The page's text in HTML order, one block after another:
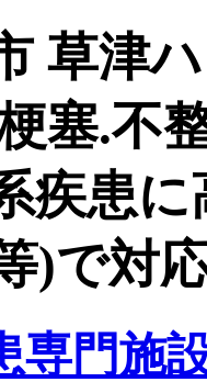
草津
塞.不
疾患
)で対